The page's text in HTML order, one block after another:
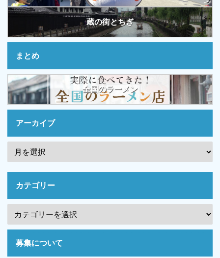
蔵の街とちぎ
まとめ
全国のラーメン
アーカイブ
カテゴリー
募集について